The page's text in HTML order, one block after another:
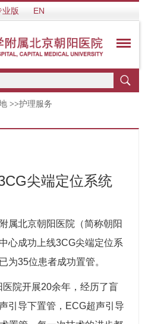
业版 EN
>>护理服务
尖端定位系统
属北京朝阳医院（简称朝阳
心成功上线3CG尖端定位系
为35位患者成功置管。
院开展20余年，经历了盲
引导下置管，ECG超声引导